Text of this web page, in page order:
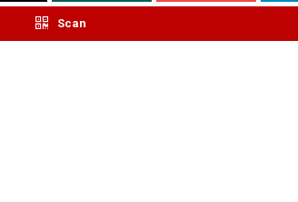
Scan